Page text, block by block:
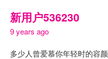
新用户536230
9 years ago
多少人曾爱慕你年轻时的容颜